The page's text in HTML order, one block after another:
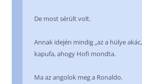
De most sérült volt.
Annak idején mindig „az a hülye
kapufa, ahogy Hofi mondta.
Ma az angolok meg a Ronaldo.